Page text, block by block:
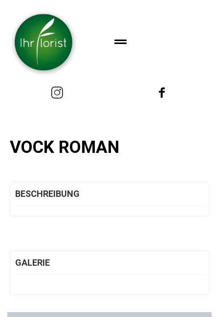
VOCK ROMAN
BESCHREIBUNG
GALERIE